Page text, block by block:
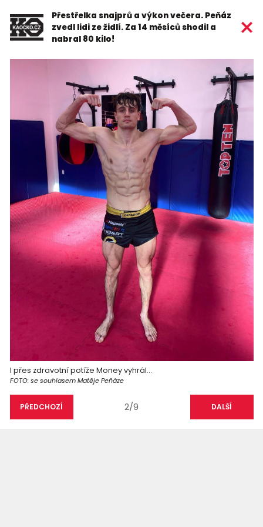
Přestřelka snajprů a výkon večera. Peňáz
zvedl lidi ze židlí. Za 14 měsíců shodil a
nabral 80 kilo!
I přes zdravotní potíže Money vyhrál...
FOTO: se souhlasem Matěje Peňáze
PŘEDCHOZÍ 2/9 DALŠÍ